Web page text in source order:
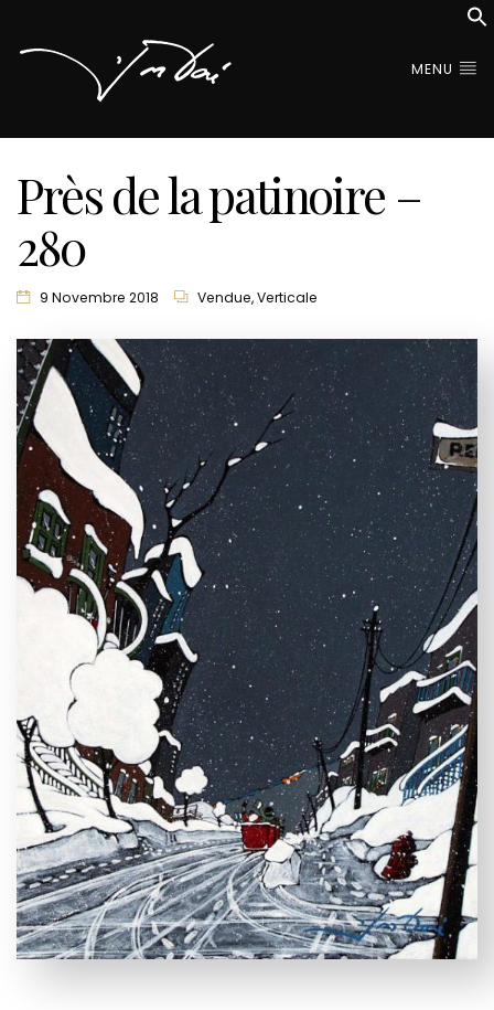
MENU
Près de la patinoire –
280
9 Novembre 2018 Vendue,Verticale